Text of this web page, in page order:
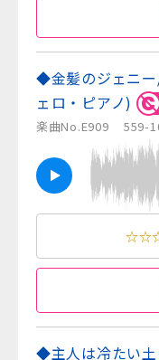
◆金髪のジェニー
ェロ・ピアノ)
楽曲No.E909 559-
◆主人は冷たい土